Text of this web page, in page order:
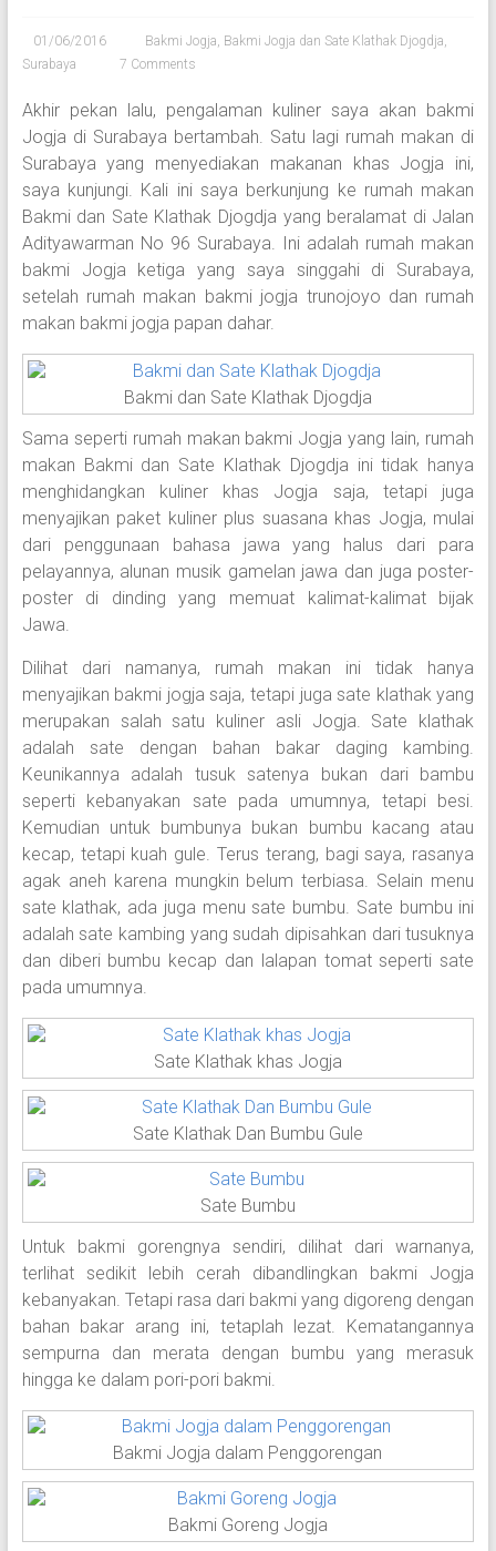
01/06/2016 Bakmi Jogja, Bakmi Jogja dan Sate Klathak Djogdja,
Surabaya
7 Comments
Akhir pekan lalu, pengalaman kuliner saya akan bakmi
Jogja di Surabaya bertambah. Satu lagi rumah makan di
Surabaya yang menyediakan makanan khas Jogja ini,
saya kunjungi. Kali ini saya berkunjung ke rumah makan
Bakmi dan Sate Klathak Djogdja yang beralamat di Jalan
Adityawarman No 96 Surabaya. Ini adalah rumah makan
bakmi Jogja ketiga yang saya singgahi di Surabaya,
setelah rumah makan bakmi jogja trunojoyo dan rumah
makan bakmi jogja papan dahar.
Bakmi dan Sate Klathak Djogdja
Sama seperti rumah makan bakmi Jogja yang lain, rumah
makan Bakmi dan Sate Klathak Djogdja ini tidak hanya
menghidangkan kuliner khas Jogja saja, tetapi juga
menyajikan paket kuliner plus suasana khas Jogja, mulai
dari penggunaan bahasa jawa yang halus dari para
pelayannya, alunan musik gamelan jawa dan juga poster-
poster di dinding yang memuat kalimat-kalimat bijak
Jawa.
Dilihat dari namanya, rumah makan ini tidak hanya
menyajikan bakmi jogja saja, tetapi juga sate klathak yang
merupakan salah satu kuliner asli Jogja. Sate klathak
adalah sate dengan bahan bakar daging kambing.
Keunikannya adalah tusuk satenya bukan dari bambu
seperti kebanyakan sate pada umumnya, tetapi besi.
Kemudian untuk bumbunya bukan bumbu kacang atau
kecap, tetapi kuah gule. Terus terang, bagi saya, rasanya
agak aneh karena mungkin belum terbiasa. Selain menu
sate klathak, ada juga menu sate bumbu. Sate bumbu ini
adalah sate kambing yang sudah dipisahkan dari tusuknya
dan diberi bumbu kecap dan lalapan tomat seperti sate
pada umumnya.
Sate Klathak khas Jogja
Sate Klathak Dan Bumbu Gule
Sate Bumbu
Untuk bakmi gorengnya sendiri, dilihat dari warnanya,
terlihat sedikit lebih cerah dibandlingkan bakmi Jogja
kebanyakan. Tetapi rasa dari bakmi yang digoreng dengan
bahan bakar arang ini, tetaplah lezat. Kematangannya
sempurna dan merata dengan bumbu yang merasuk
hingga ke dalam pori-pori bakmi.
Bakmi Jogja dalam Penggorengan
Bakmi Goreng Jogja